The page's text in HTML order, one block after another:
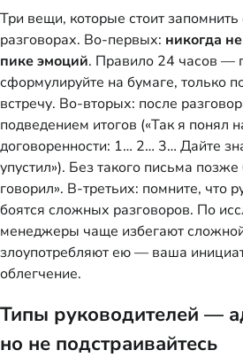
Три вещи, которые стоит
разговорах. Во-первых: никогда
пике эмоций. Правило 24 часов —
сформулируйте на бумаге, только
встречу. Во-вторых: после
подведением итогов («Так я понял
договоренности: 1… 2… 3… Дайте
упустил»). Без такого письма позже
говорил». В-третьих: помните, что
боятся сложных разговоров. По
менеджеры чаще избегают
злоупотребляют ею — ваша
облегчение.
Типы руководителей —
но не подстраивайтесь